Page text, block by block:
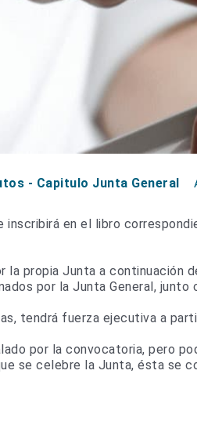
- Capitulo Junta General
inscribirá en el libro
la propia Junta a
por la Junta General, junto
tendrá fuerza ejecutiva a
por la convocatoria, pero
se celebre la Junta, ésta se